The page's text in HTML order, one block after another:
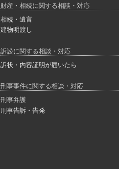
財産・相続に関する相談・対応
相続・遺言
建物明渡し
訴訟に関する相談・対応
訴状・内容証明が届いたら
刑事事件に関する相談・対応
刑事弁護
刑事告訴・告発